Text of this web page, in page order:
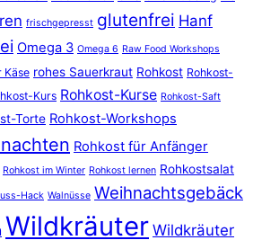
frischgepresst glutenfrei Hanf
Omega 3 Omega 6 Raw Food Workshops
Käse rohes Sauerkraut Rohkost Rohkost-
Kurs Rohkost-Kurse Rohkost-Saft
Torte Rohkost-Workshops
Rohkost für Anfänger
Rohkost im Winter Rohkost lernen Rohkostsalat
Hack Walnüsse Weihnachtsgebäck
Wildkräuter Wildkräuter